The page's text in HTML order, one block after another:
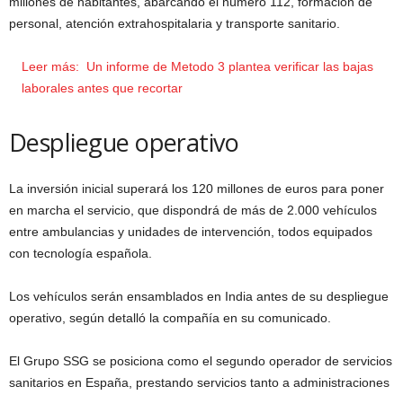
personal, atención extrahospitalaria y transporte sanitario.
Leer más:
Un informe de Metodo 3 plantea verificar las bajas
laborales antes que recortar
Despliegue operativo
La inversión inicial superará los 120 millones de euros para poner
en marcha el servicio, que dispondrá de más de 2.000 vehículos
entre ambulancias y unidades de intervención, todos equipados
con tecnología española.
Los vehículos serán ensamblados en India antes de su despliegue
operativo, según detalló la compañía en su comunicado.
El Grupo SSG se posiciona como el segundo operador de servicios
sanitarios en España, prestando servicios tanto a administraciones